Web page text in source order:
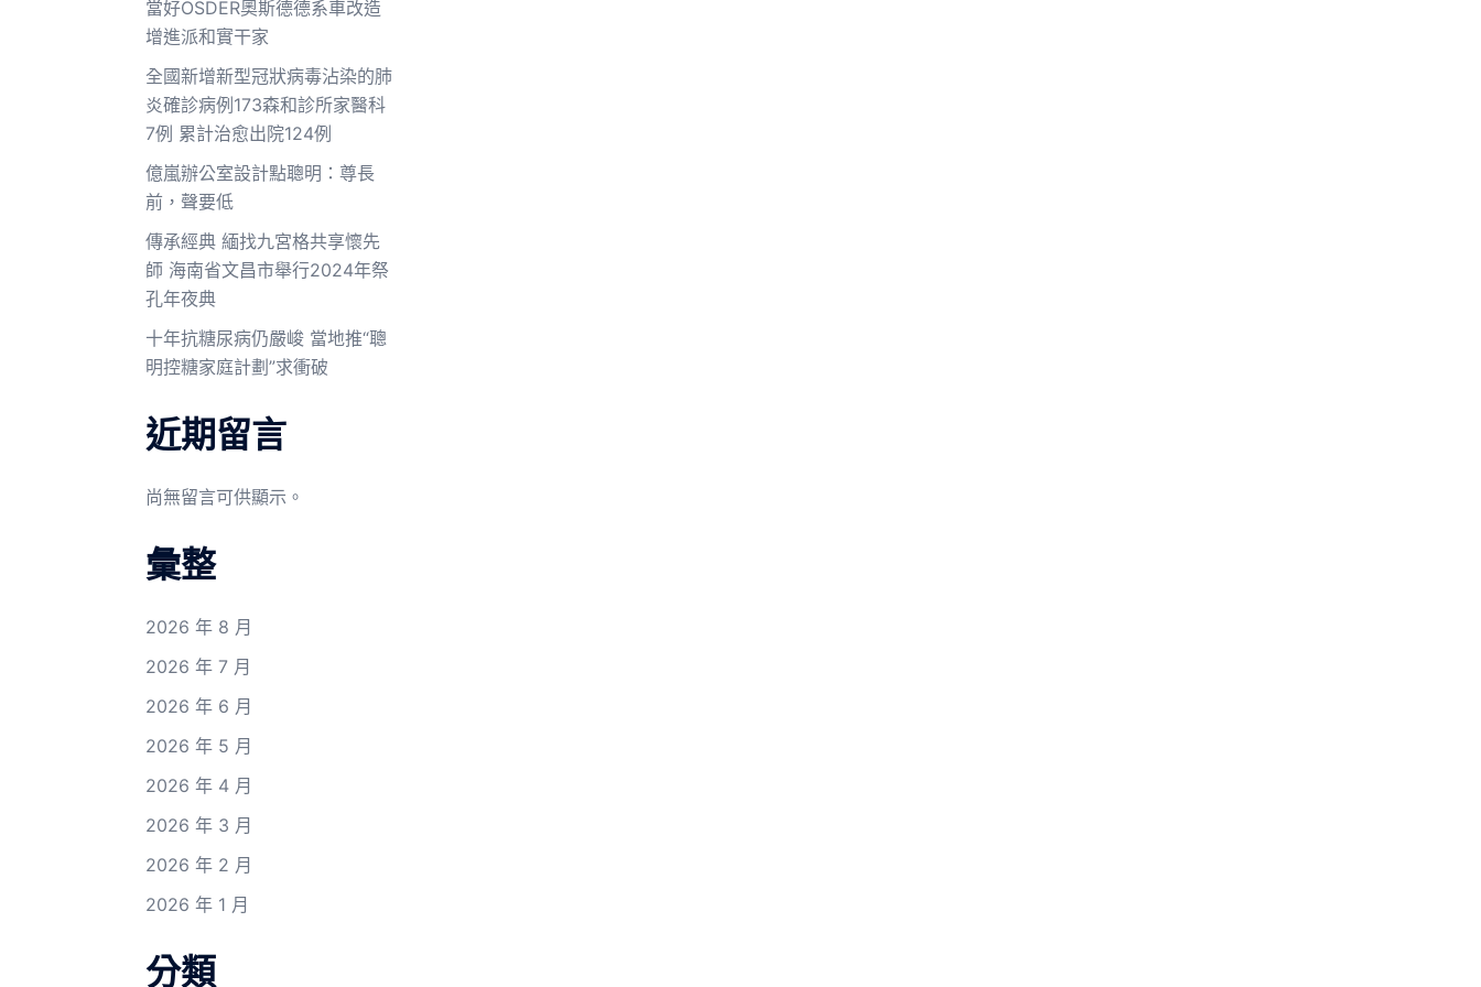
當好OSDER奧斯德德系車改造
增進派和實干家
全國新增新型冠狀病毒沾染的肺
炎確診病例173森和診所家醫科
7例 累計治愈出院124例
億嵐辦公室設計點聰明：尊長
前，聲要低
傳承經典 緬找九宮格共享懷先
師 海南省文昌市舉行2024年祭
孔年夜典
十年抗糖尿病仍嚴峻 當地推“聰
明控糖家庭計劃”求衝破
近期留言
尚無留言可供顯示。
彙整
2026 年 8 月
2026 年 7 月
2026 年 6 月
2026 年 5 月
2026 年 4 月
2026 年 3 月
2026 年 2 月
2026 年 1 月
分類